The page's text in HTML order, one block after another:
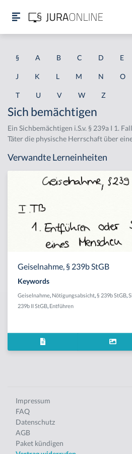
§ A B C D E
J K L M N O
T U V W Z
Sich bemächtigen
Ein Sichbemächtigen i.S.v. § 239a I 1.
Täter die physische Herrschaft über
Verwandte Lerneinheiten
Geiselnahme, § 239b StGB
Keywords
Geiselnahme Nötigungsabsicht § 239b StGB
239b II StGB Entführen
Impressum
FAQ
Datenschutz
AGB
Paket kündigen